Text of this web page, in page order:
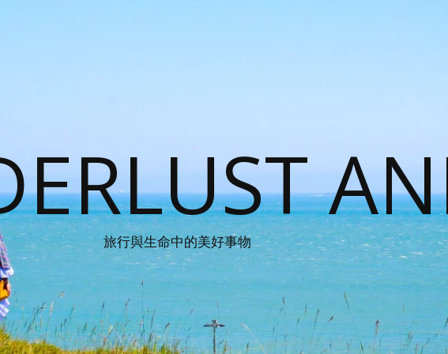
旅行與生命中的美好事物